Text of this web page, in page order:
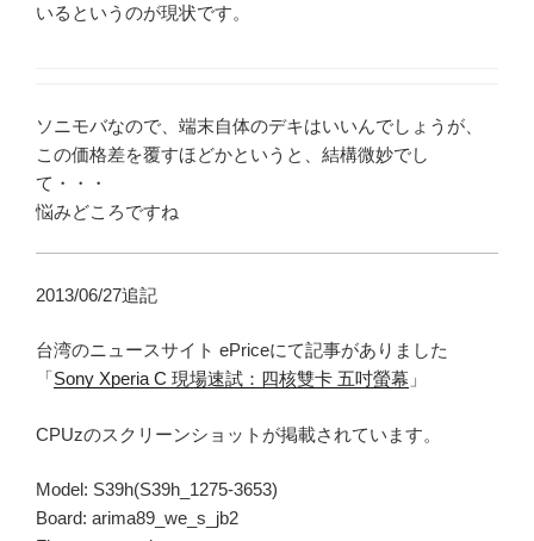
いるというのが現状です。
ソニモバなので、端末自体のデキはいいんでしょうが、
この価格差を覆すほどかというと、結構微妙でし
て・・・
悩みどころですね
2013/06/27追記
台湾のニュースサイト ePriceにて記事がありました
「Sony Xperia C 現場速試：四核雙卡 五吋螢幕 」
CPUzのスクリーンショットが掲載されています。
Model: S39h(S39h_1275-3653)
Board: arima89_we_s_jb2